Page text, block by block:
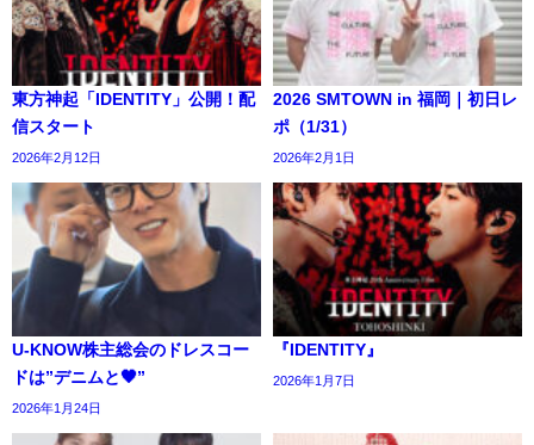
東方神起「IDENTITY」公開！配
信スタート
2026年2月12日
2026 SMTOWN in 福岡｜初日レ
ポ（1/31）
2026年2月1日
U-KNOW株主総会のドレスコー
ドは”デニムと🖤”
2026年1月24日
『IDENTITY』
2026年1月7日